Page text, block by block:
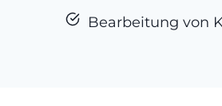
Bearbeitung von